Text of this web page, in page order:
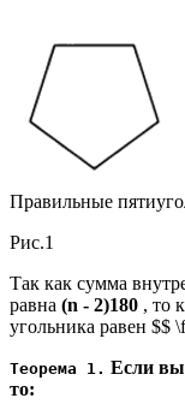
Правильные
Рис.1
Так как сумма
равна (n - 2)180 , то
угольника равен
Теорема 1. Если
то: